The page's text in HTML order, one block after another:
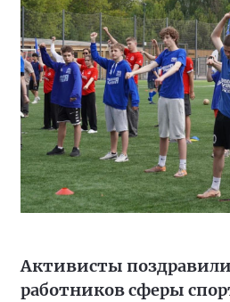
Активисты
работников сферы